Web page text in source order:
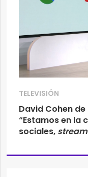
TELEVISIÓN
David Cohen de
“Estamos en la
sociales,